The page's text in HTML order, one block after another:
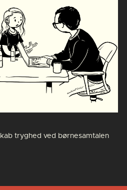
tryghed ved børnesamtalen